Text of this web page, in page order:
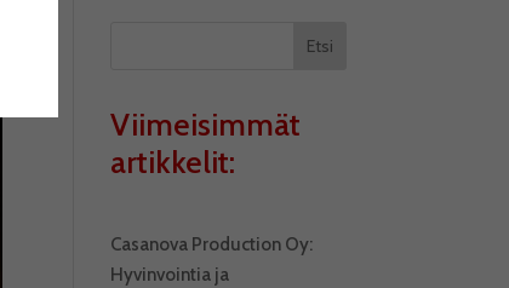
Etsi
Viimeisimmät
artikkelit:
Casanova Production Oy:
Hyvinvointia ja